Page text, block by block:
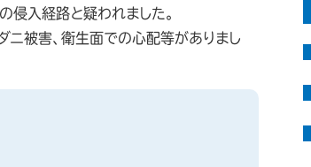
侵入経路と疑われました。
ニ被害、衛生面での心配等がありまし